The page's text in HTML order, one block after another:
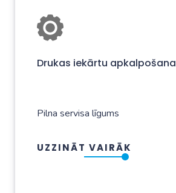
Drukas iekārtu apkalpošana
Pilna servisa līgums
UZZINĀT VAIRĀK